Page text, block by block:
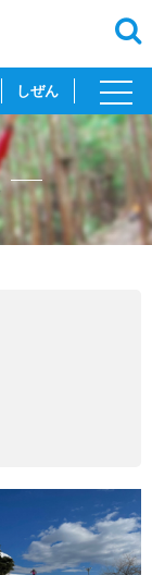
しぜん
toggle